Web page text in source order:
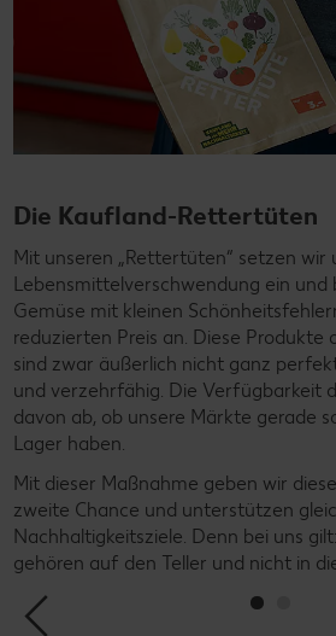
Die Kaufland-Rettertüten
Mit unseren „Rettertüten“ setzen wir
Lebensmittelverschwendung ein und
Gemüse mit kleinen
reduzierten Preis an. Diese Produkte
sind zwar äußerlich nicht ganz
und verzehrfähig. Die Verfügbarkeit
davon ab, ob unsere Märkte gerade
Lager haben.
Mit dieser Maßnahme geben wir
zweite Chance und unterstützen
Nachhaltigkeitsziele. Denn bei uns
gehören auf den Teller und nicht in